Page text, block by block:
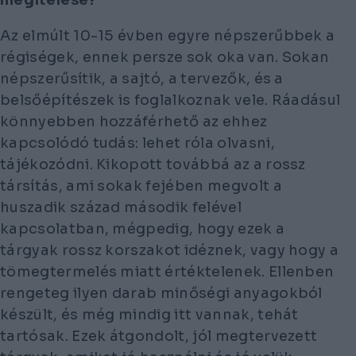
Az elmúlt 10-15 évben egyre népszerűbbek a
régiségek, ennek persze sok oka van. Sokan
népszerűsítik, a sajtó, a tervezők, és a
belsőépítészek is foglalkoznak vele. Ráadásul
könnyebben hozzáférhető az ehhez
kapcsolódó tudás: lehet róla olvasni,
tájékozódni. Kikopott továbbá az a rossz
társítás, ami sokak fejében megvolt a
huszadik század második felével
kapcsolatban, mégpedig, hogy ezek a
tárgyak rossz korszakot idéznek, vagy hogy a
tömegtermelés miatt értéktelenek. Ellenben
rengeteg ilyen darab minőségi anyagokból
készült, és még mindig itt vannak, tehát
tartósak. Ezek átgondolt, jól megtervezett